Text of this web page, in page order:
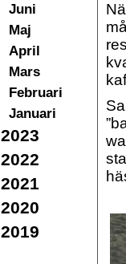
Juni
Maj
April
Mars
Februari
Januari
2023
2022
2021
2020
2019